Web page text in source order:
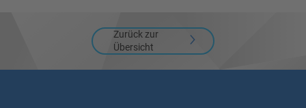
powered byUsercentrics Consent
Management Platform
Zurück zur
Übersicht